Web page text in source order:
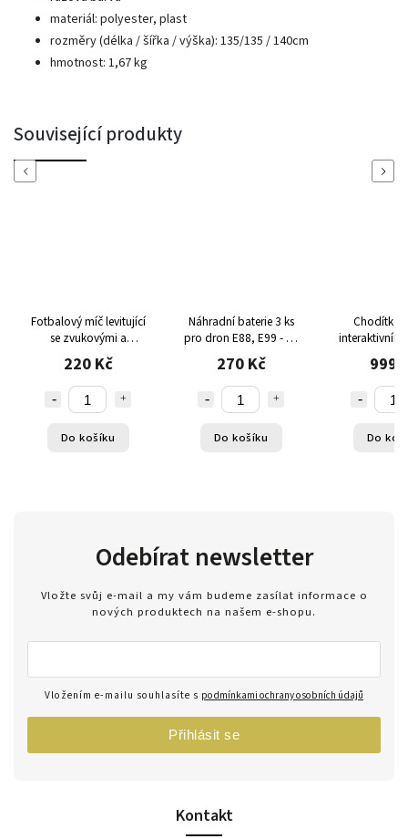
materiál: polyester, plast
rozměry (délka / šířka / výška): 135/135 / 140cm
hmotnost: 1,67 kg
Související produkty
Previous
Fotbalový míč levitující
se zvukovými a
světelnými efekty
220 Kč
Do košíku
Náhradní baterie 3 ks
pro dron E88, E99 - Li-
Po 3,7V 1800mAh s
výdrží až 15 minut letu
270 Kč
Do košíku
Chodítko
interaktivním
999
Do
Next
Kontakt
Odebírat newsletter
Vložte svůj e-mail a my vám budeme zasílat informace o
nových produktech na našem e-shopu.
Vložením e-mailu souhlasíte s podmínkami ochrany osobních údajů
Přihlásit se